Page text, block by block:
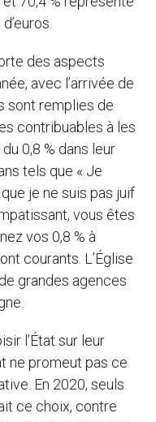
des aspects
avec l’arrivée de
sont remplies de
contribuables à les
0,8 % dans leur
tels que « Je
je ne suis pas juif
vous êtes
vos 0,8 % à
courants. L’Église
grandes agences
l’État sur leur
ne promeut pas ce
En 2020, seuls
ce choix, contre